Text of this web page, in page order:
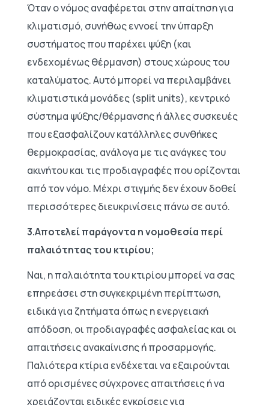
Όταν ο νόμος αναφέρεται στην απαίτηση για
κλιματισμό, συνήθως εννοεί την ύπαρξη
συστήματος που παρέχει ψύξη (και
ενδεχομένως θέρμανση) στους χώρους του
καταλύματος. Αυτό μπορεί να περιλαμβάνει
κλιματιστικά μονάδες (split units), κεντρικό
σύστημα ψύξης/θέρμανσης ή άλλες συσκευές
που εξασφαλίζουν κατάλληλες συνθήκες
θερμοκρασίας, ανάλογα με τις ανάγκες του
ακινήτου και τις προδιαγραφές που ορίζονται
από τον νόμο. Μέχρι στιγμής δεν έχουν δοθεί
περισσότερες διευκρινίσεις πάνω σε αυτό.
3.Αποτελεί παράγοντα η νομοθεσία περί
παλαιότητας του κτιρίου;
Ναι, η παλαιότητα του κτιρίου μπορεί να σας
επηρεάσει στη συγκεκριμένη περίπτωση,
ειδικά για ζητήματα όπως η ενεργειακή
απόδοση, οι προδιαγραφές ασφαλείας και οι
απαιτήσεις ανακαίνισης ή προσαρμογής.
Παλιότερα κτίρια ενδέχεται να εξαιρούνται
από ορισμένες σύγχρονες απαιτήσεις ή να
χρειάζονται ειδικές εγκρίσεις για